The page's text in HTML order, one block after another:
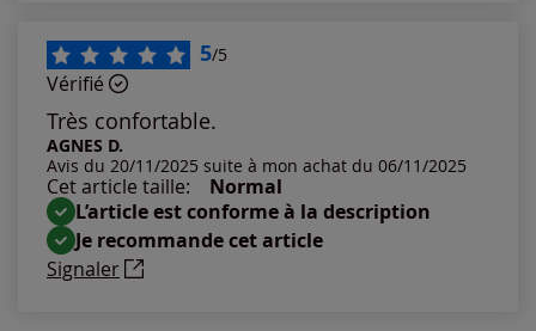
5/5
Vérifié
Très confortable.
AGNES D.
Avis du 20/11/2025 suite à mon achat du 06/11/2025
Cet article taille:
Normal
L’article est conforme à la description
Je recommande cet article
Signaler